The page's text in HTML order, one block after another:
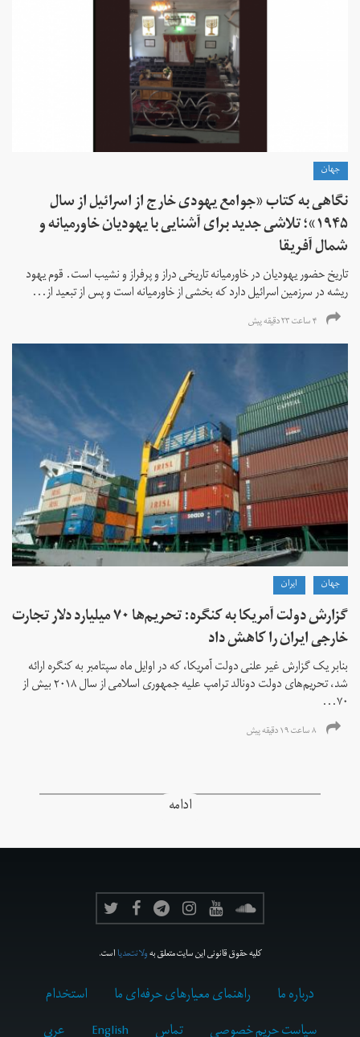
جهان
نگاهی به کتاب «جوامع یهودی خارج از اسرائیل از سال
۱۹۴۵»؛ تلاشی جدید برای آشنایی با یهودیان خاورمیانه و
شمال آفریقا
تاریخ حضور یهودیان در خاورمیانه تاریخی دراز و پرفراز و نشیب است. قوم یهود
ریشه در سرزمین اسرائیل دارد که بخشی از خاورمیانه است و پس از تبعید از...
۴ ساعت ۲۳ دقیقه پیش
جهان ايران
گزارش دولت آمریکا به کنگره: تحریم‌ها ۷۰ میلیارد دلار تجارت
خارجی ایران را کاهش داد
بنابر یک گزارش غیر علنی دولت آمریکا، که در اوایل ماه سپتامبر به کنگره ارائه
شد، تحریم‌های دولت دونالد ترامپ علیه جمهوری اسلامی از سال ۲۰۱۸ بیش از
۷۰...
۸ ساعت ۱۹ دقیقه پیش
ادامه
کلیه حقوق قانونی این سایت متعلق بهولانت‌مدیااست.
درباره ما راهنمای معیارهای حرفه‌ای ما
استخدام